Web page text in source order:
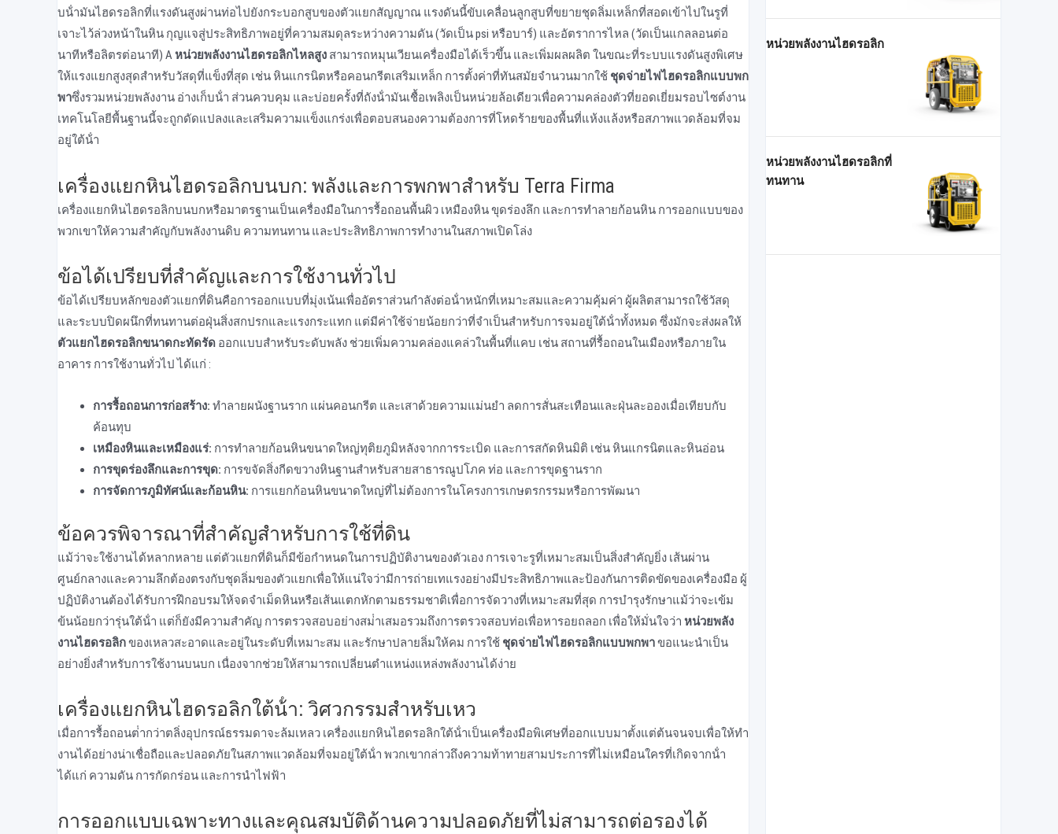
บน้ํามันไฮดรอลิกที่แรงดันสูงผ่านท่อไปยังกระบอกสูบของตัวแยกสัญญาณ แรงดันนี้ขับเคลื่อนลูกสูบที่ขยายชุดลิ่มเหล็กที่สอดเข้าไปในรูที่
เจาะไว้ล่วงหน้าในหิน กุญแจสู่ประสิทธิภาพอยู่ที่ความสมดุลระหว่างความดัน (วัดเป็น psi หรือบาร์) และอัตราการไหล (วัดเป็นแกลลอนต่อ
นาทีหรือลิตรต่อนาที) Aหน่วยพลังงานไฮดรอลิกไหลสูง สามารถหมุนเวียนเครื่องมือได้เร็วขึ้น และเพิ่มผลผลิต ในขณะที่ระบบแรงดันสูงพิเศษ
ให้แรงแยกสูงสุดสําหรับวัสดุที่แข็งที่สุด เช่น หินแกรนิตหรือคอนกรีตเสริมเหล็ก การตั้งค่าที่ทันสมัยจํานวนมากใช้ ชุดจ่ายไฟไฮดรอลิกแบบพก
พาซึ่งรวมหน่วยพลังงาน อ่างเก็บน้ํา ส่วนควบคุม และบ่อยครั้งที่ถังน้ํามันเชื้อเพลิงเป็นหน่วยล้อเดียวเพื่อความคล่องตัวที่ยอดเยี่ยมรอบไซต์งาน
เทคโนโลยีพื้นฐานนี้จะถูกดัดแปลงและเสริมความแข็งแกร่งเพื่อตอบสนองความต้องการที่โหดร้ายของพื้นที่แห้งแล้งหรือสภาพแวดล้อมที่จม
อยู่ใต้น้ํา
เครื่องแยกหินไฮดรอลิกบนบก: พลังและการพกพาสําหรับ Terra Firma
เครื่องแยกหินไฮดรอลิกบนบกหรือมาตรฐานเป็นเครื่องมือในการรื้อถอนพื้นผิว เหมืองหิน ขุดร่องลึก และการทําลายก้อนหิน การออกแบบของ
พวกเขาให้ความสําคัญกับพลังงานดิบ ความทนทาน และประสิทธิภาพการทํางานในสภาพเปิดโล่ง
ข้อได้เปรียบที่สําคัญและการใช้งานทั่วไป
ข้อได้เปรียบหลักของตัวแยกที่ดินคือการออกแบบที่มุ่งเน้นเพื่ออัตราส่วนกําลังต่อน้ําหนักที่เหมาะสมและความคุ้มค่า ผู้ผลิตสามารถใช้วัสดุ
และระบบปิดผนึกที่ทนทานต่อฝุ่นสิ่งสกปรกและแรงกระแทก แต่มีค่าใช้จ่ายน้อยกว่าที่จําเป็นสําหรับการจมอยู่ใต้น้ําทั้งหมด ซึ่งมักจะส่งผลให้
ตัวแยกไฮดรอลิกขนาดกะทัดรัด ออกแบบสําหรับระดับพลัง ช่วยเพิ่มความคล่องแคล่วในพื้นที่แคบ เช่น สถานที่รื้อถอนในเมืองหรือภายใน
อาคาร การใช้งานทั่วไป ได้แก่ :
การรื้อถอนการก่อสร้าง: ทําลายผนังฐานราก แผ่นคอนกรีต และเสาด้วยความแม่นยํา ลดการสั่นสะเทือนและฝุ่นละอองเมื่อเทียบกับ
ค้อนทุบ
เหมืองหินและเหมืองแร่: การทําลายก้อนหินขนาดใหญ่ทุติยภูมิหลังจากการระเบิด และการสกัดหินมิติ เช่น หินแกรนิตและหินอ่อน
การขุดร่องลึกและการขุด: การขจัดสิ่งกีดขวางหินฐานสําหรับสายสาธารณูปโภค ท่อ และการขุดฐานราก
การจัดการภูมิทัศน์และก้อนหิน: การแยกก้อนหินขนาดใหญ่ที่ไม่ต้องการในโครงการเกษตรกรรมหรือการพัฒนา
ข้อควรพิจารณาที่สําคัญสําหรับการใช้ที่ดิน
แม้ว่าจะใช้งานได้หลากหลาย แต่ตัวแยกที่ดินก็มีข้อกําหนดในการปฏิบัติงานของตัวเอง การเจาะรูที่เหมาะสมเป็นสิ่งสําคัญยิ่ง เส้นผ่าน
ศูนย์กลางและความลึกต้องตรงกับชุดลิ่มของตัวแยกเพื่อให้แน่ใจว่ามีการถ่ายเทแรงอย่างมีประสิทธิภาพและป้องกันการติดขัดของเครื่องมือ ผู้
ปฏิบัติงานต้องได้รับการฝึกอบรมให้จดจําเม็ดหินหรือเส้นแตกหักตามธรรมชาติเพื่อการจัดวางที่เหมาะสมที่สุด การบํารุงรักษาแม้ว่าจะเข้ม
ข้นน้อยกว่ารุ่นใต้น้ํา แต่ก็ยังมีความสําคัญ การตรวจสอบอย่างสม่ําเสมอรวมถึงการตรวจสอบท่อเพื่อหารอยถลอก เพื่อให้มั่นใจว่า หน่วยพลัง
งานไฮดรอลิกของเหลวสะอาดและอยู่ในระดับที่เหมาะสม และรักษาปลายลิ่มให้คม การใช้ ชุดจ่ายไฟไฮดรอลิกแบบพกพาขอแนะนําเป็น
อย่างยิ่งสําหรับการใช้งานบนบก เนื่องจากช่วยให้สามารถเปลี่ยนตําแหน่งแหล่งพลังงานได้ง่าย
เครื่องแยกหินไฮดรอลิกใต้น้ํา: วิศวกรรมสําหรับเหว
เมื่อการรื้อถอนต่ํากว่าตลิ่งอุปกรณ์ธรรมดาจะล้มเหลว เครื่องแยกหินไฮดรอลิกใต้น้ําเป็นเครื่องมือพิเศษที่ออกแบบมาตั้งแต่ต้นจนจบเพื่อให้ทํา
งานได้อย่างน่าเชื่อถือและปลอดภัยในสภาพแวดล้อมที่จมอยู่ใต้น้ํา พวกเขากล่าวถึงความท้าทายสามประการที่ไม่เหมือนใครที่เกิดจากน้ํา
ได้แก่ ความดัน การกัดกร่อน และการนําไฟฟ้า
การออกแบบเฉพาะทางและคุณสมบัติด้านความปลอดภัยที่ไม่สามารถต่อรองได้
หน่วยพลังงานไฮดรอลิก
หน่วยพลังงานไฮดรอลิกที่
ทนทาน